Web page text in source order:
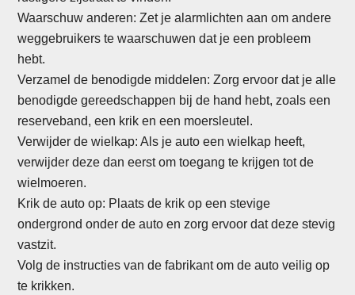
Waarschuw anderen: Zet je alarmlichten aan om andere
weggebruikers te waarschuwen dat je een probleem
hebt.
Verzamel de benodigde middelen: Zorg ervoor dat je alle
benodigde gereedschappen bij de hand hebt, zoals een
reserveband, een krik en een moersleutel.
Verwijder de wielkap: Als je auto een wielkap heeft,
verwijder deze dan eerst om toegang te krijgen tot de
wielmoeren.
Krik de auto op: Plaats de krik op een stevige
ondergrond onder de auto en zorg ervoor dat deze stevig
vastzit.
Volg de instructies van de fabrikant om de auto veilig op
te krikken.